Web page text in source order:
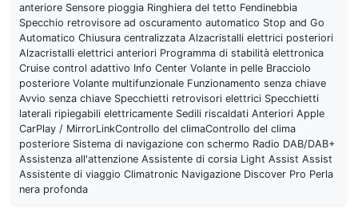
anteriore Sensore pioggia Ringhiera del tetto Fendinebbia
Specchio retrovisore ad oscuramento automatico Stop and Go
Automatico Chiusura centralizzata Alzacristalli elettrici posteriori
Alzacristalli elettrici anteriori Programma di stabilità elettronica
Cruise control adattivo Info Center Volante in pelle Bracciolo
posteriore Volante multifunzionale Funzionamento senza chiave
Avvio senza chiave Specchietti retrovisori elettrici Specchietti
laterali ripiegabili elettricamente Sedili riscaldati Anteriori Apple
CarPlay / MirrorLinkControllo del climaControllo del clima
posteriore Sistema di navigazione con schermo Radio DAB/DAB+
Assistenza all'attenzione Assistente di corsia Light Assist Assist
Assistente di viaggio Climatronic Navigazione Discover Pro Perla
nera profonda